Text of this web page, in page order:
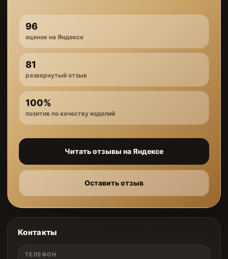
96
оценок на Яндексе
81
развернутый отзыв
100%
позитив по качеству изделий
Читать отзывы на Яндексе
Оставить отзыв
Контакты
ТЕЛЕФОН